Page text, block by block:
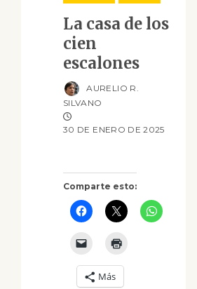
La casa de los
cien
escalones
Comparte esto:
Más
AURELIO R.
SILVANO
30 DE ENERO DE 2025